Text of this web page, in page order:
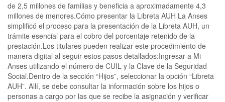
de 2,5 millones de familias y beneficia a aproximadamente 4,3
millones de menores.Cómo presentar la Libreta AUH La Anses
simplificó el proceso para la presentación de la Libreta AUH, un
trámite esencial para el cobro del porcentaje retenido de la
prestación.Los titulares pueden realizar este procedimiento de
manera digital al seguir estos pasos detallados:Ingresar a Mi
Anses utilizando el número de CUIL y la Clave de la Seguridad
Social.Dentro de la sección “Hijos”, seleccionar la opción “Libreta
AUH”. Allí, se debe consultar la información sobre los hijos o
personas a cargo por las que se recibe la asignación y verificar